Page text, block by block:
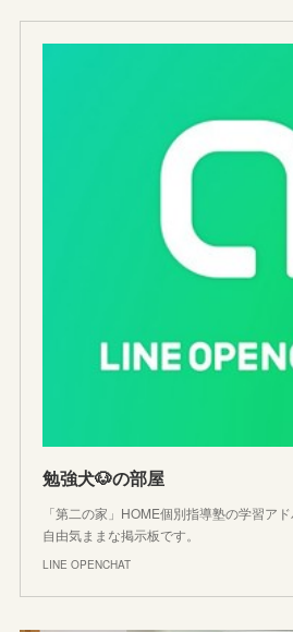
勉強犬🐶の部屋
「第二の家」HOME個別指導塾の学習ア
自由気ままな掲示板です。
LINE OPENCHAT